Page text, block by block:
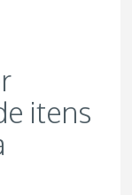
itens